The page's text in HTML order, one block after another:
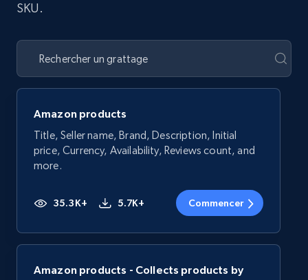
SKU.
Amazon products
Title, Seller name, Brand, Description, Initial
price, Currency, Availability, Reviews count, and
more.
35.3K+ 5.7K+ Commencer
Amazon products - Collects products by